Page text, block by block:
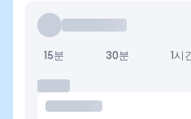
15분 30분 1시